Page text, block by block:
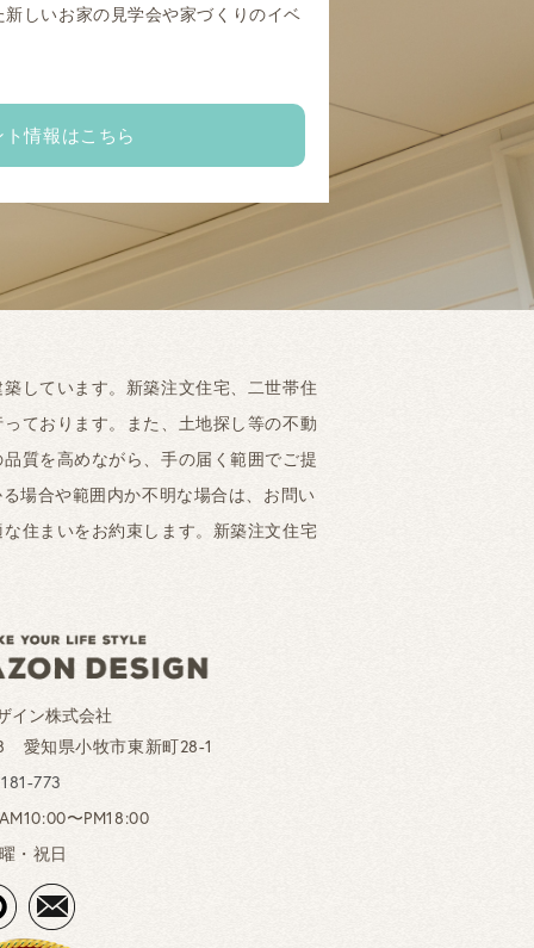
しいお家の見学会や家づくりのイベ
情報はこちら
しています。新築注文住宅、二世帯住
ております。また、土地探し等の不動
質を高めながら、手の届く範囲でご提
場合や範囲内か不明な場合は、お問い
住まいをお約束します。新築注文住宅
イン株式会社
愛知県小牧市東新町28-1
773
〜PM18:00
・祝日